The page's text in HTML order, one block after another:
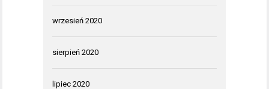
wrzesień 2020
sierpień 2020
lipiec 2020